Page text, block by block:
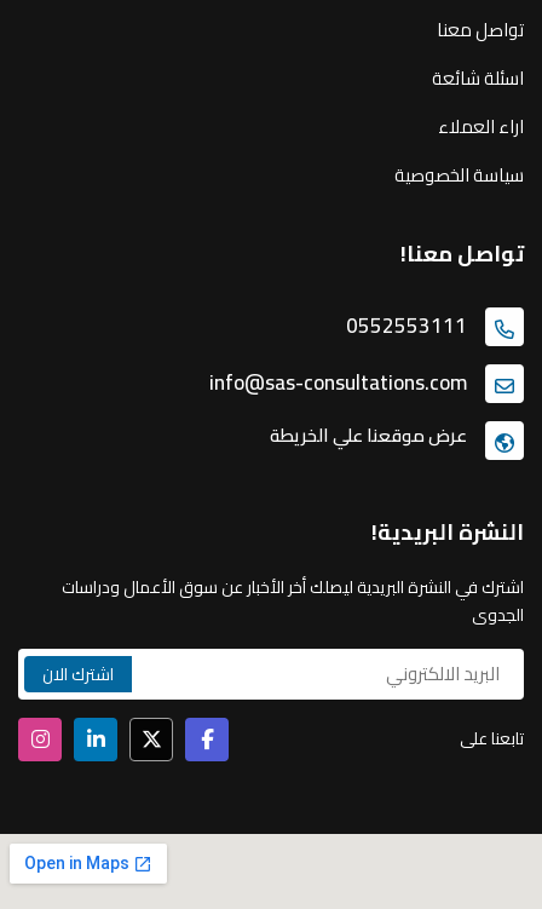
تواصل معنا
اسئلة شائعة
اراء العملاء
سياسة الخصوصية
تواصل معنا!
0552553111
info@sas-consultations.com
عرض موقعنا علي الخريطة
النشرة البريدية!
اشترك في النشرة البريدية ليصلك أخر الأخبار عن سوق الأعمال ودراسات
الجدوى
تابعنا على